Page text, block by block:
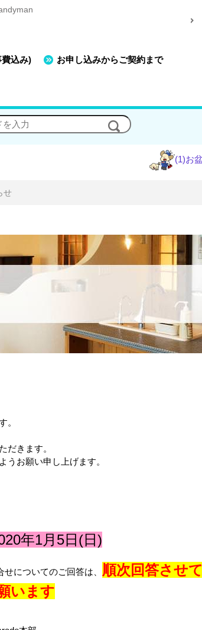
込み) お申し込みからご契約まで
(1)お盆休みの
せ
。
だきます。
うお願い申し上げます。
年1月5日(日)
についてのご回答は、
順次回答させ
います